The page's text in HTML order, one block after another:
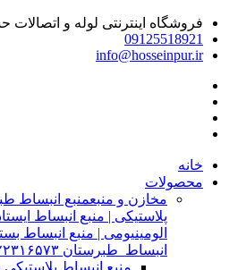
فروشگاه اینترنتی لوله و اتصالات
09125518921
info@hosseinpur.ir
خانه
محصولات
مخازن و منبعمنبع انبساط
پلاستیکی | منبع انبساط
الومینیومی | منبع انبساط
انبساط طبرستان ۰۲۱٫۲۲۳۱۶۵۷۳
منبع انبساط